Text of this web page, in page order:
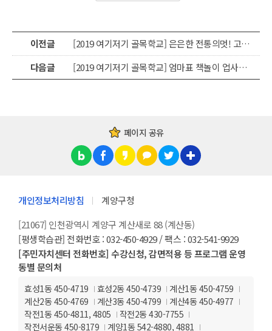
이전글
[2019 여기저기 골목학교] 은은한 전통의멋! 고색한지공예
다음글
[2019 여기저기 골목학교] 엄마표 책놀이 업사이클링팝업북
페이지 공유
개인정보처리방침
계양구청
[21067] 인천광역시 계양구 계산새로 88 (계산동)
[평생학습관] 전화번호 : 032-450-4929 / 팩스 : 032-541-9929
[주민자치센터 전화번호] 수강신청, 감면적용 등 프로그램 운영
동별 문의처
효성1동 450-4719 효성2동 450-4739
계산1동 450-4759
계산2동 450-4769
계산3동 450-4799
계산4동 450-4977
작전1동 450-4811, 4805
작전2동 430-7755
작전서운동 450-8179
계양1동 542-4880, 4881